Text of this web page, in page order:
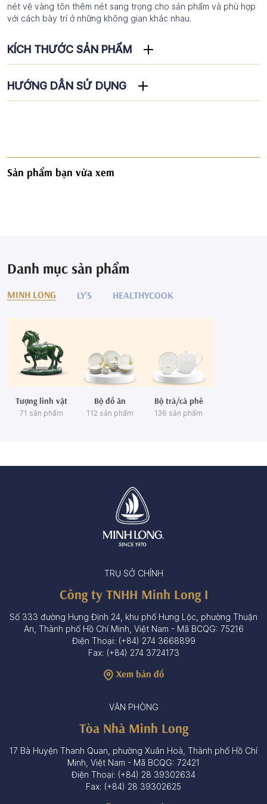
nét vẽ vàng tôn thêm nét sang trọng cho sản phẩm và phù hợp
với cách bày trí ở những không gian khác nhau.
KÍCH THƯỚC SẢN PHẨM
HƯỚNG DẪN SỬ DỤNG
Sản phẩm bạn vừa xem
Danh mục sản phẩm
MINH LONG LY'S HEALTHYCOOK
Tượng linh vật
71 sản phẩm
Bộ đồ ăn
112 sản phẩm
Bộ trà/cà phê
136 sản phẩm
TRỤ SỞ CHÍNH
Công ty TNHH Minh Long I
Số 333 đường Hưng Định 24, khu phố Hưng Lộc, phường Thuận
An, Thành phố Hồ Chí Minh, Việt Nam - Mã BCQG: 75216
Điện Thoại: (+84) 274 3668899
Fax: (+84) 274 3724173
Xem bản đồ
VĂN PHÒNG
Tòa Nhà Minh Long
17 Bà Huyện Thanh Quan, phường Xuân Hoà, Thành phố Hồ Chí
Minh, Việt Nam - Mã BCQG: 72421
Điện Thoại: (+84) 28 39302634
Fax: (+84) 28 39302625